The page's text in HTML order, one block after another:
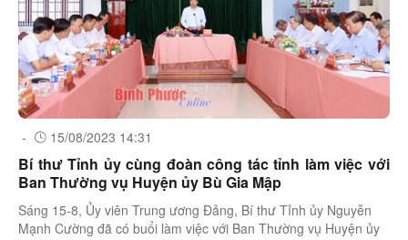
- 15/08/2023 14:31
Bí thư Tỉnh ủy cùng đoàn công tác tỉnh làm việc với
Ban Thường vụ Huyện ủy Bù Gia Mập
Sáng 15-8, Ủy viên Trung ương Đảng, Bí thư Tỉnh ủy Nguyễn
Mạnh Cường đã có buổi làm việc với Ban Thường vụ Huyện ủy